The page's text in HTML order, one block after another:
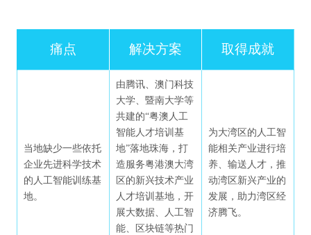
校企合作人才培养解决方案
腾讯微校校园卡解决方案
腾讯高校一网通办2.0解决方案
腾讯云培训认证解决方案
营销类
螳螂教育行业SCRM
云蝶助教
痛点 解决方案 取得成就
当地缺少一些依托
企业先进科学技术
的人工智能训练基
地。
由腾讯、澳门科技
大学、暨南大学等
共建的“粤澳人工
智能人才培训基
地”落地珠海，打
造服务粤港澳大湾
区的新兴技术产业
人才培训基地，开
展大数据、人工智
能、区块链等热门
为大湾区的人工智
能相关产业进行培
养、输送人才，推
动湾区新兴产业的
发展，助力湾区经
济腾飞。